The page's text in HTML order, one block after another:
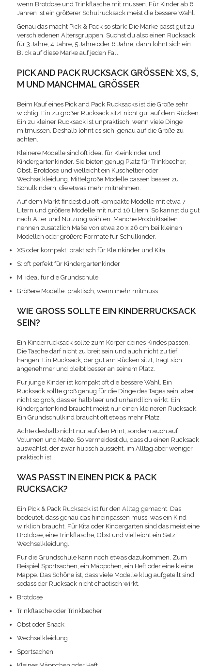
wenn Brotdose und Trinkflasche mit müssen. Für Kinder ab 6
Jahren ist ein größerer Schulrucksack meist die bessere Wahl.
Genau das macht Pick & Pack so stark: Die Marke passt gut zu
verschiedenen Altersgruppen. Suchst du also einen Rucksack
für 3 Jahre, 4 Jahre, 5 Jahre oder 6 Jahre, dann lohnt sich ein
Blick auf diese Marke auf jeden Fall.
PICK AND PACK RUCKSACK GRÖSSEN: XS, S, M
UND MANCHMAL GRÖSSER
Beim Kauf eines Pick and Pack Rucksacks ist die Größe sehr
wichtig. Ein zu großer Rucksack sitzt nicht gut auf dem Rücken.
Ein zu kleiner Rucksack ist unpraktisch, wenn viele Dinge
mitmüssen. Deshalb lohnt es sich, genau auf die Größe zu
achten.
Kleinere Modelle sind oft ideal für Kleinkinder und
Kindergartenkinder. Sie bieten genug Platz für Trinkbecher,
Obst, Brotdose und vielleicht ein Kuscheltier oder
Wechselkleidung. Mittelgroße Modelle passen besser zu
Schulkindern, die etwas mehr mitnehmen.
Auf dem Markt findest du oft kompakte Modelle mit etwa 7
Litern und größere Modelle mit rund 10 Litern. So kannst du gut
nach Alter und Nutzung wählen. Manche Produktseiten
nennen zusätzlich Maße von etwa 20 x 26 cm bei kleinen
Modellen oder größere Formate für Schulkinder.
XS oder kompakt: praktisch für Kleinkinder und Kita
S: oft perfekt für Kindergartenkinder
M: ideal für die Grundschule
Größere Modelle: praktisch, wenn mehr mitmuss
WIE GROSS SOLLTE EIN KINDERRUCKSACK S
EIN?
Ein Kinderrucksack sollte zum Körper deines Kindes passen.
Die Tasche darf nicht zu breit sein und auch nicht zu tief
hängen. Ein Rucksack, der gut am Rücken sitzt, trägt sich
angenehmer und bleibt besser an seinem Platz.
Für junge Kinder ist kompakt oft die bessere Wahl. Ein
Rucksack sollte groß genug für die Dinge des Tages sein, aber
nicht so groß, dass er halb leer und unhandlich wirkt. Ein
Kindergartenkind braucht meist nur einen kleineren Rucksack.
Ein Grundschulkind braucht oft etwas mehr Platz.
Achte deshalb nicht nur auf den Print, sondern auch auf
Volumen und Maße. So vermeidest du, dass du einen Rucksack
auswählst, der zwar hübsch aussieht, im Alltag aber weniger
praktisch ist.
WAS PASST IN EINEN PICK & PACK
RUCKSACK?
Ein Pick & Pack Rucksack ist für den Alltag gemacht. Das
bedeutet, dass genau das hineinpassen muss, was ein Kind
wirklich braucht. Für Kita oder Kindergarten sind das meist eine
Brotdose, eine Trinkflasche, Obst und vielleicht ein Satz
Wechselkleidung.
Für die Grundschule kann noch etwas dazukommen. Zum
Beispiel Sportsachen, ein Mäppchen, ein Heft oder eine kleine
Mappe. Das Schöne ist, dass viele Modelle klug aufgeteilt sind,
sodass der Rucksack nicht chaotisch wirkt.
Brotdose
Trinkflasche oder Trinkbecher
Obst oder Snack
Wechselkleidung
Sportsachen